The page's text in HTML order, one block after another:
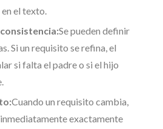
el texto.
Se pueden definir
Si un requisito se refina, el
si falta el padre o si el hijo
Cuando un requisito cambia,
exactamente